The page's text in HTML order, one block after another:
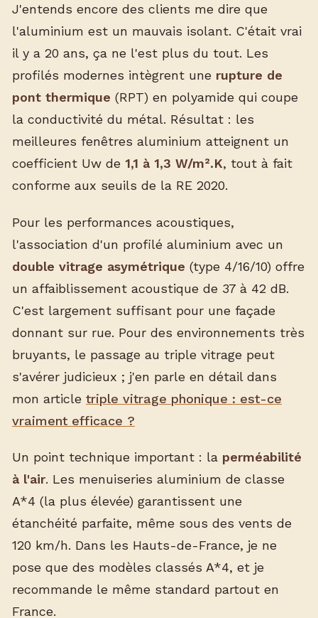
J'entends encore des clients me dire que
l'aluminium est un mauvais isolant. C'était vrai
il y a 20 ans, ça ne l'est plus du tout. Les
profilés modernes intègrent une rupture de
pont thermique (RPT) en polyamide qui coupe
la conductivité du métal. Résultat : les
meilleures fenêtres aluminium atteignent un
coefficient Uw de 1,1 à 1,3 W/m².K, tout à fait
conforme aux seuils de la RE 2020.
Pour les performances acoustiques,
l'association d'un profilé aluminium avec un
double vitrage asymétrique (type 4/16/10) offre
un affaiblissement acoustique de 37 à 42 dB.
C'est largement suffisant pour une façade
donnant sur rue. Pour des environnements très
bruyants, le passage au triple vitrage peut
s'avérer judicieux ; j'en parle en détail dans
mon article triple vitrage phonique : est-ce
vraiment efficace ?
Un point technique important : la perméabilité
à l'air. Les menuiseries aluminium de classe
A*4 (la plus élevée) garantissent une
étanchéité parfaite, même sous des vents de
120 km/h. Dans les Hauts-de-France, je ne
pose que des modèles classés A*4, et je
recommande le même standard partout en
France.